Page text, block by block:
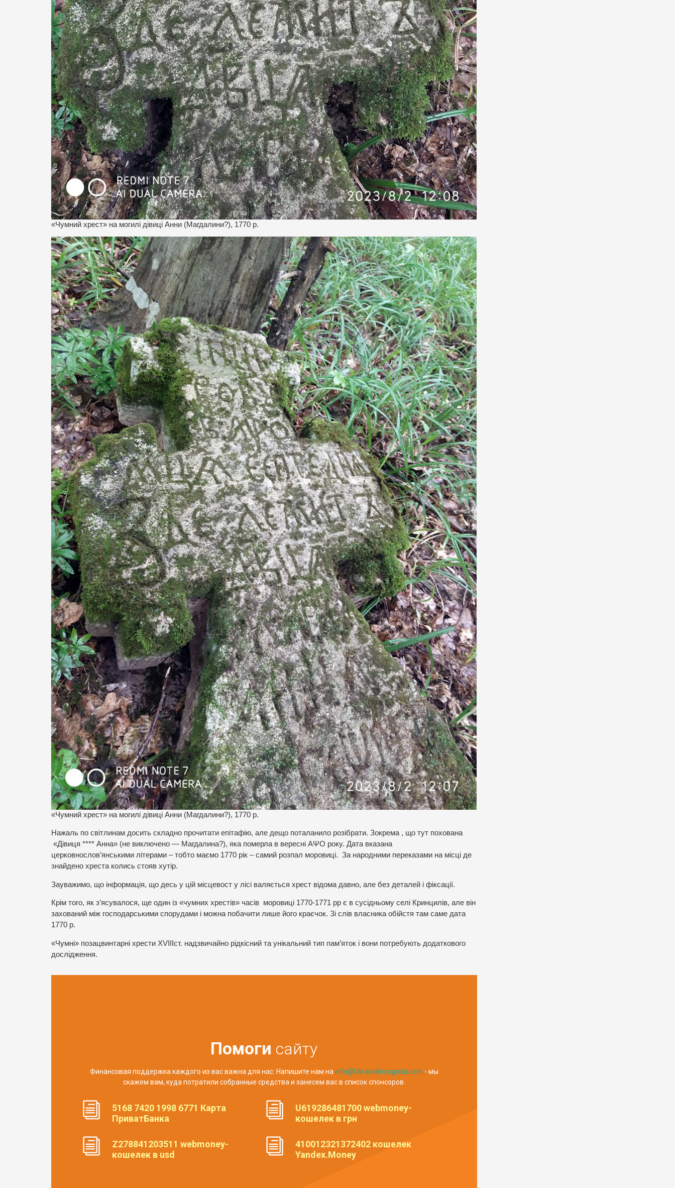
«Чумний хрест» на могилі дівиці Анни (Магдалини?), 1770 р.
«Чумний хрест» на могилі дівиці Анни (Магдалини?), 1770 р.
Нажаль по світлинам досить складно прочитати епітафію, але дещо поталанило розібрати. Зокрема , що тут похована
«Дівиця **** Анна» (не виключено — Магдалина?), яка померла в вересні АΨО року. Дата вказана
церковнослов’янськими літерами – тобто маємо 1770 рік – самий розпал моровиці. За народними переказами на місці де
знайдено хреста колись стояв хутір.
Зауважимо, що інформація, що десь у цій місцевост у лісі валяється хрест відома давно, але без деталей і фіксації.
Крім того, як з’ясувалося, ще один із «чумних хрестів» часів моровиці 1770-1771 рр є в сусідньому селі Кринцилів, але він
захований між господарськими спорудами і можна побачити лише його краєчок. Зі слів власника обійстя там саме дата
1770 р.
«Чумні» позацвинтарні хрести XVIIIст. надзвичайно рідкісний та унікальний тип пам’яток і вони потребують додаткового
дослідження.
Помоги сайту
Финансовая поддержка каждого из вас важна для нас. Напишите нам на info@UkrainaIncognita.com - мы
скажем вам, куда потратили собранные средства и занесем вас в список спонсоров.
5168 7420 1998 6771 Карта
ПриватБанка
U619286481700 webmoney-
кошелек в грн
Z278841203511 webmoney-
кошелек в usd
410012321372402 кошелек
Yandex.Money